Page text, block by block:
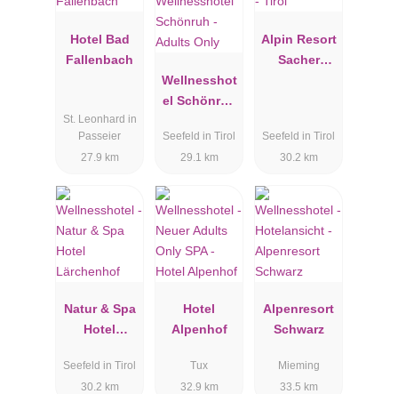
Hotel Bad
Fallenbach
St. Leonhard in
Passeier
27.9 km
Wellnesshot
el Schönruh
Only
Seefeld in Tirol
29.1 km
Alpin Resort
Sacher
Seefeld in Tirol
30.2 km
Natur & Spa
Hotel
Seefeld in Tirol
30.2 km
Hotel
Alpenhof
Tux
32.9 km
Alpenresort
Schwarz
Mieming
33.5 km